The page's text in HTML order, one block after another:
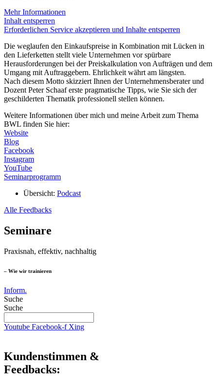
Mehr Informationen
Inhalt entsperren
Erforderlichen Service akzeptieren und Inhalte entsperren
Die weglaufen den Einkaufspreise in Kombination mit Lücken in
den Lieferketten stellt viele Unternehmen vor spürbare
Herausforderungen bei der Preiskalkulation von Aufträgen und dem
Umgang mit Auftraggebern. Ehrlichkeit währt am längsten.
Nach diesem Motto skizziert Ihnen der Unternehmensberater und
Dozent Peter Schaaf erste pragmatische Tipps, wie Sie sich der
geschilderten Thematik professionell stellen können.
Weitere Informationen über mich und meine Arbeit zum Thema
BWL finden Sie hier:
Website
Blog
Facebook
Instagram
YouTube
Seminarprogramm
Übersicht: Podcast
Alle Feedbacks
Seminare
Praxisnah, effektiv, nachhaltig
– Wie wir trainieren
Inform.
Suche
Suche
Youtube Facebook-f Xing
Kundenstimmen &
Feedbacks: